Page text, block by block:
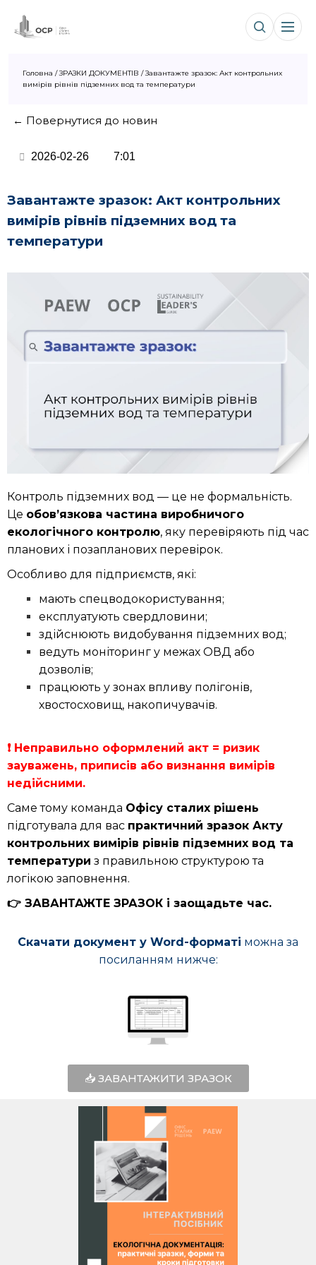
Головна /ЗРАЗКИ ДОКУМЕНТІВ /Завантажте зразок: Акт контрольних
вимірів рівнів підземних вод та температури
← Повернутися до новин
2026-02-26 7:01
Завантажте зразок: Акт контрольних
вимірів рівнів підземних вод та
температури
Контроль підземних вод — це не формальність.
Це обов’язкова частина виробничого
екологічного контролю, яку перевіряють під час
планових і позапланових перевірок.
Особливо для підприємств, які:
мають спецводокористування;
експлуатують свердловини;
здійснюють видобування підземних вод;
ведуть моніторинг у межах ОВД або
дозволів;
працюють у зонах впливу полігонів,
хвостосховищ, накопичувачів.
❗ Неправильно оформлений акт = ризик
зауважень, приписів або визнання вимірів
недійсними.
Саме тому команда Офісу сталих рішень
підготувала для вас практичний зразок Акту
контрольних вимірів рівнів підземних вод та
температури з правильною структурою та
логікою заповнення.
👉 ЗАВАНТАЖТЕ ЗРАЗОК і заощадьте час.
Скачати документ у Word-форматі можна за
посиланням нижче:
📥 ЗАВАНТАЖИТИ ЗРАЗОК